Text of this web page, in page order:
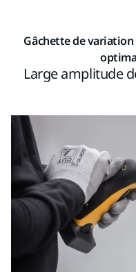
Gâchette de
Large amplitude